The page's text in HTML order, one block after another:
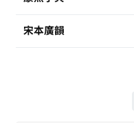
宋本廣韻